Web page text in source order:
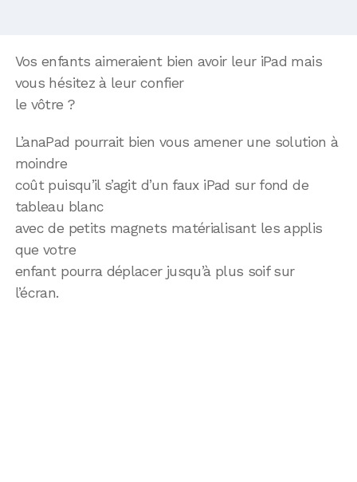
Vos enfants aimeraient bien avoir leur iPad mais
vous hésitez à leur confier
le vôtre ?
L’anaPad pourrait bien vous amener une solution à
moindre
coût puisqu’il s’agit d’un faux iPad sur fond de
tableau blanc
avec de petits magnets matérialisant les applis
que votre
enfant pourra déplacer jusqu’à plus soif sur
l’écran.